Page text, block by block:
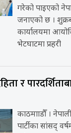
गरेको पाइएको
जनाएको छ ।
कार्यालयमा
भेटघाटमा प्रहरी
र
काठमााडौँ ।
पार्टीका सांसद्